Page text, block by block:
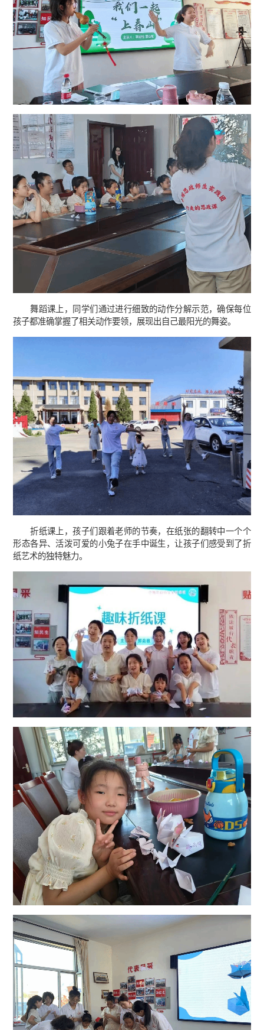
舞蹈课上，同学们通过进行细致的动作分解示范，确保每位
孩子都准确掌握了相关动作要领，展现出自己最阳光的舞姿。
折纸课上，孩子们跟着老师的节奏，在纸张的翻转中一个个
形态各异、活泼可爱的小兔子在手中诞生，让孩子们感受到了折
纸艺术的独特魅力。